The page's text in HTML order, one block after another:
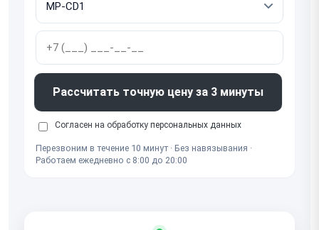
Рассчитать точную цену за 3 минуты
Согласен на обработку персональных данных
Перезвоним в течение 10 минут · Без навязывания ·
Работаем ежедневно с 8:00 до 20:00